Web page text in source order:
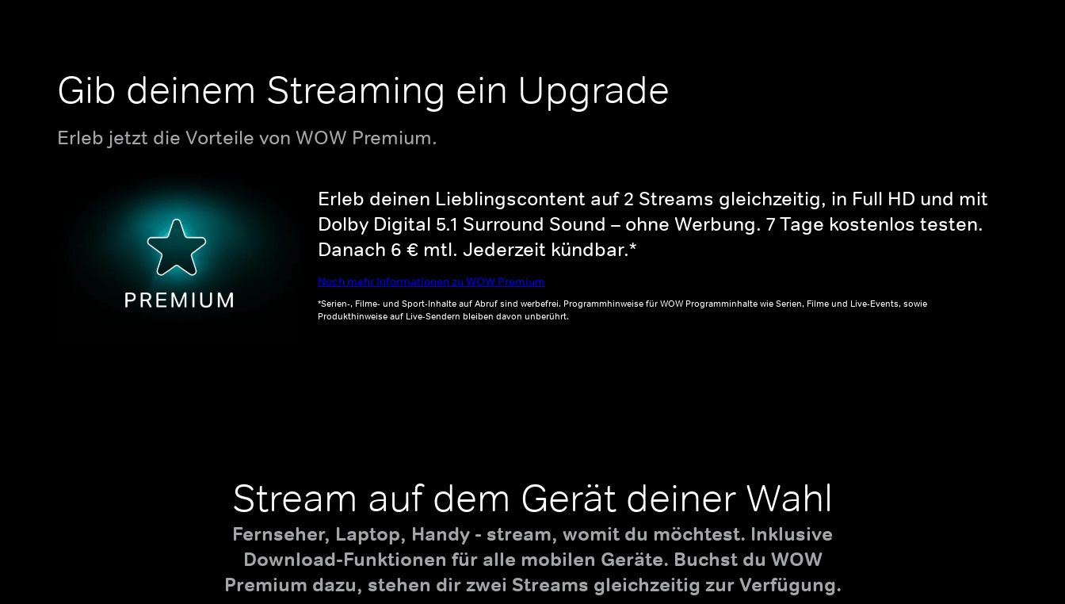
Gib deinem Streaming ein Upgrade
Erleb jetzt die Vorteile von WOW Premium.
Erleb deinen Lieblingscontent auf 2 Streams gleichzeitig, in Full HD und mit
Dolby Digital 5.1 Surround Sound – ohne Werbung. 7 Tage kostenlos testen.
Danach 6 € mtl. Jederzeit kündbar.*
Noch mehr Informationen zu WOW Premium
*Serien-, Filme- und Sport-Inhalte auf Abruf sind werbefrei. Programmhinweise für WOW Programminhalte wie Serien, Filme und Live-Events, sowie
Produkthinweise auf Live-Sendern bleiben davon unberührt.
Stream auf dem Gerät deiner Wahl
Fernseher, Laptop, Handy - stream, womit du möchtest. Inklusive
Download-Funktionen für alle mobilen Geräte. Buchst du WOW
Premium dazu, stehen dir zwei Streams gleichzeitig zur Verfügung.